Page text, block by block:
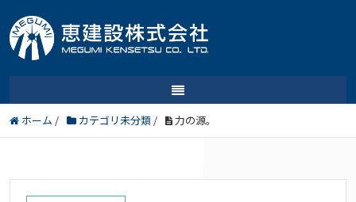
ホーム / カテゴリ未分類 / 力の源。